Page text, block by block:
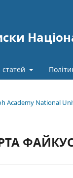
Academy National